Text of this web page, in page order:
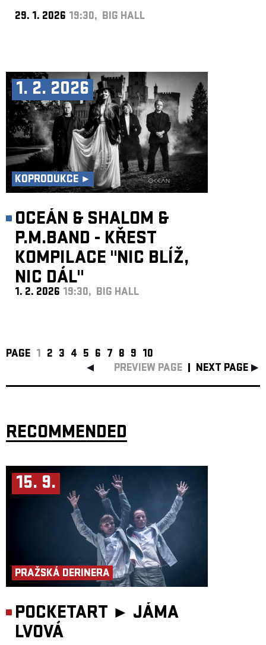
29. 1. 2026 19:30, BIG HALL
1. 2. 2026
KOPRODUKCE ►
OCEÁN & SHALOM &
P.M.BAND - KŘEST
KOMPILACE "NIC BLÍŽ,
NIC DÁL"
1. 2. 2026 19:30, BIG HALL
PAGE 1 2 3 4 5 6 7 8 9 10
PREVIEW PAGE
NEXT PAGE
RECOMMENDED
15. 9.
PRAŽSKÁ DERINERA
POCKETART ► JÁMA
LVOVÁ